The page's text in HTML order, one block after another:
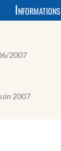
Informations
2007
2007